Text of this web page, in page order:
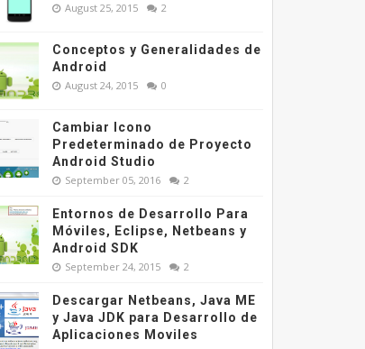
August 25, 2015 2
Conceptos y Generalidades de
Android
August 24, 2015 0
Cambiar Icono
Predeterminado de Proyecto
Android Studio
September 05, 2016 2
Entornos de Desarrollo Para
Móviles, Eclipse, Netbeans y
Android SDK
September 24, 2015 2
Descargar Netbeans, Java ME
y Java JDK para Desarrollo de
Aplicaciones Moviles